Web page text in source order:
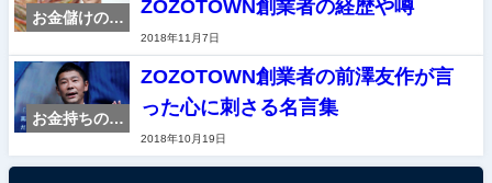
お金儲けのス
紹介
ZOZOTOWN創業者の経歴や噂
2018年11月7日
お金持ちの特
ド・名言集
ZOZOTOWN創業者の前澤友作が言
った心に刺さる名言集
2018年10月19日